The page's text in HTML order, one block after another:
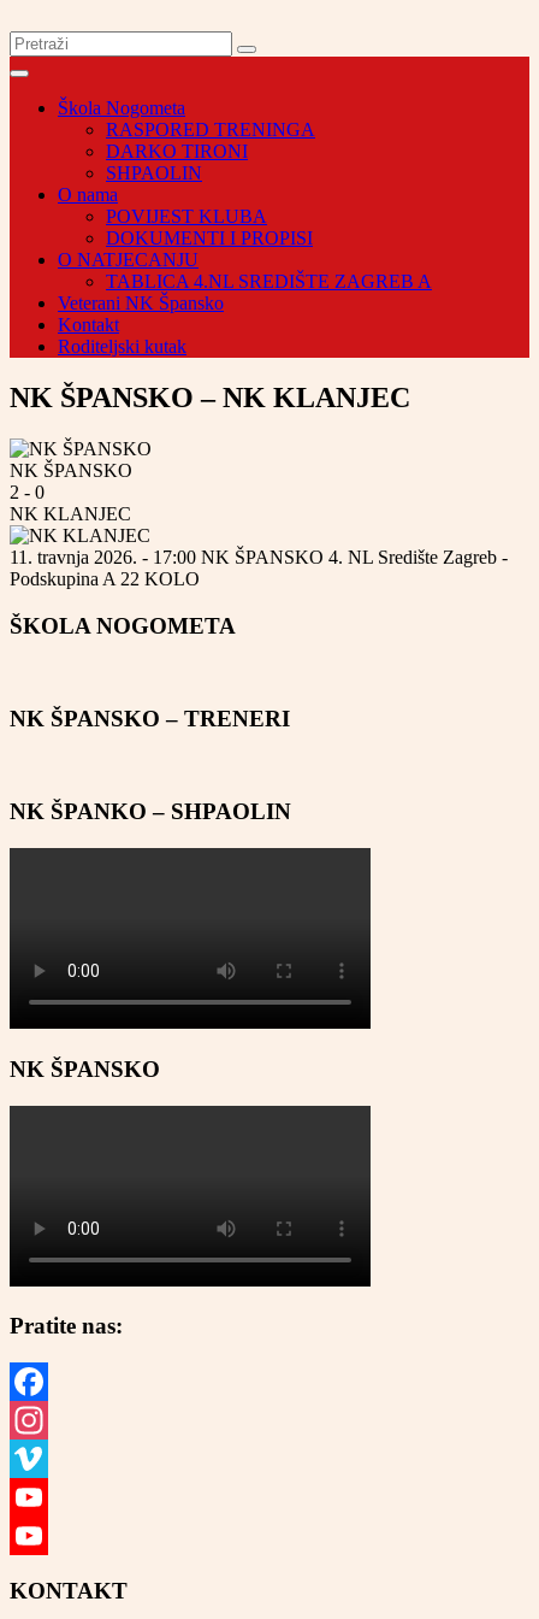
Škola Nogometa
RASPORED TRENINGA
DARKO TIRONI
SHPAOLIN
O nama
POVIJEST KLUBA
DOKUMENTI I PROPISI
O NATJECANJU
TABLICA 4.NL SREDIŠTE ZAGREB A
Veterani NK Špansko
Kontakt
Roditeljski kutak
NK ŠPANSKO – NK KLANJEC
NK ŠPANSKO
2 - 0
NK KLANJEC
11. travnja 2026. - 17:00 NK ŠPANSKO 4. NL Središte Zagreb -
Podskupina A 22 KOLO
ŠKOLA NOGOMETA
NK ŠPANSKO – TRENERI
NK ŠPANKO – SHPAOLIN
NK ŠPANSKO
Pratite nas:
Facebook
Instagram
Vimeo
YouTube
KONTAKT